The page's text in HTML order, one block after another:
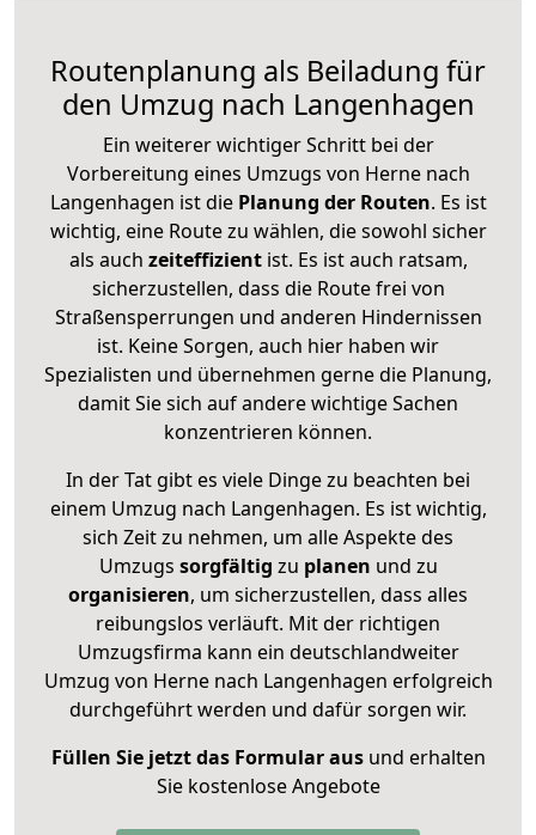
Routenplanung als Beiladung für
den Umzug nach Langenhagen
Ein weiterer wichtiger Schritt bei der
Vorbereitung eines Umzugs von Herne nach
Langenhagen ist diePlanung der Routen. Es ist
wichtig, eine Route zu wählen, die sowohl sicher
als auch zeiteffizientist. Es ist auch ratsam,
sicherzustellen, dass die Route frei von
Straßensperrungen und anderen Hindernissen
ist. Keine Sorgen, auch hier haben wir
Spezialisten und übernehmen gerne die Planung,
damit Sie sich auf andere wichtige Sachen
konzentrieren können.
In der Tat gibt es viele Dinge zu beachten bei
einem Umzug nach Langenhagen. Es ist wichtig,
sich Zeit zu nehmen, um alle Aspekte des
Umzugs sorgfältig zu planen und zu
organisieren, um sicherzustellen, dass alles
reibungslos verläuft. Mit der richtigen
Umzugsfirma kann ein deutschlandweiter
Umzug von Herne nach Langenhagen erfolgreich
durchgeführt werden und dafür sorgen wir.
Füllen Sie jetzt das Formular ausund erhalten
Sie kostenlose Angebote